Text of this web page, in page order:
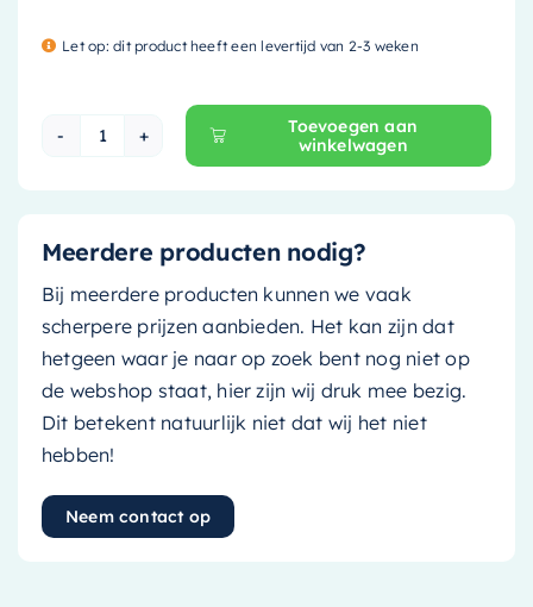
Let op: dit product heeft een levertijd van 2-3 weken
Mondiaz Waskom Arvo - Solid Surface -
Toevoegen aan
winkelwagen
Meerdere producten nodig?
Bij meerdere producten kunnen we vaak
scherpere prijzen aanbieden. Het kan zijn dat
hetgeen waar je naar op zoek bent nog niet op
de webshop staat, hier zijn wij druk mee bezig.
Dit betekent natuurlijk niet dat wij het niet
hebben!
Neem contact op